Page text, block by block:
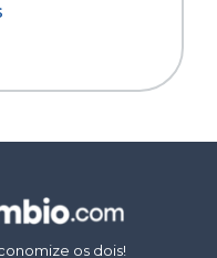
os dois!